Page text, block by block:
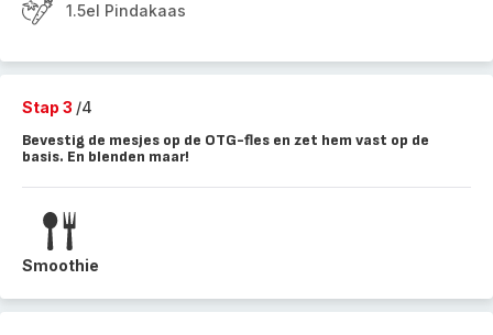
1.5el Pindakaas
Stap 3 /4
Bevestig de mesjes op de OTG-fles en zet hem vast op de
basis. En blenden maar!
Smoothie